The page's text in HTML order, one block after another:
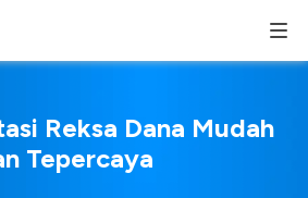
Reksa Dana Mudah
Tepercaya